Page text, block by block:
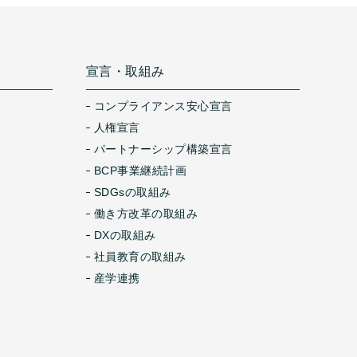
宣言・取組み
コンプライアンス安心宣言
人権宣言
パートナーシップ構築宣言
BCP事業継続計画
SDGsの取組み
働き方改革の取組み
DXの取組み
社員教育の取組み
産学連携